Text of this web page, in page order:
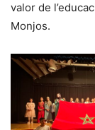
valor de
Monjos.